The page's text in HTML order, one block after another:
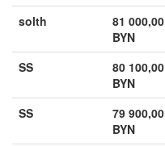
solth
81 000,00
BYN
SS
80 100,00
BYN
SS
79 900,00
BYN